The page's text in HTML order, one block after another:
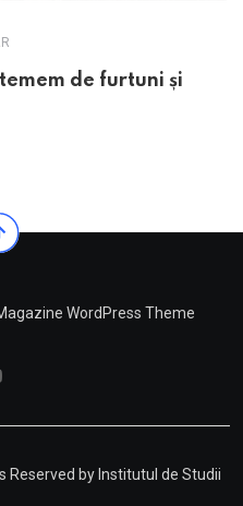
de furtuni și
WordPress Theme
Reserved byInstitutul de Studii